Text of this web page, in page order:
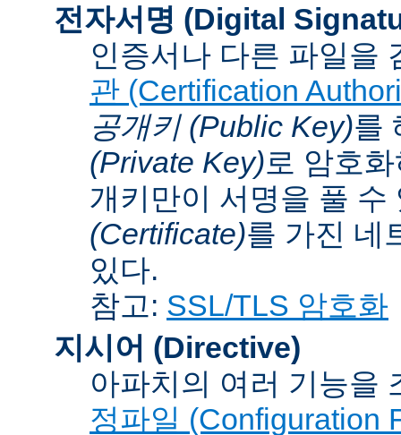
전자서명 (Digital
인증서나 다른 파일을
관 (Certification
공개키 (Public Key)를
(Private Key)로 암호
개키만이 서명을 풀
(Certificate)를 가진 네
있다.
참고: SSL/TLS 암호화
지시어 (Directive)
아파치의 여러 기능을
정파일 (Configuration